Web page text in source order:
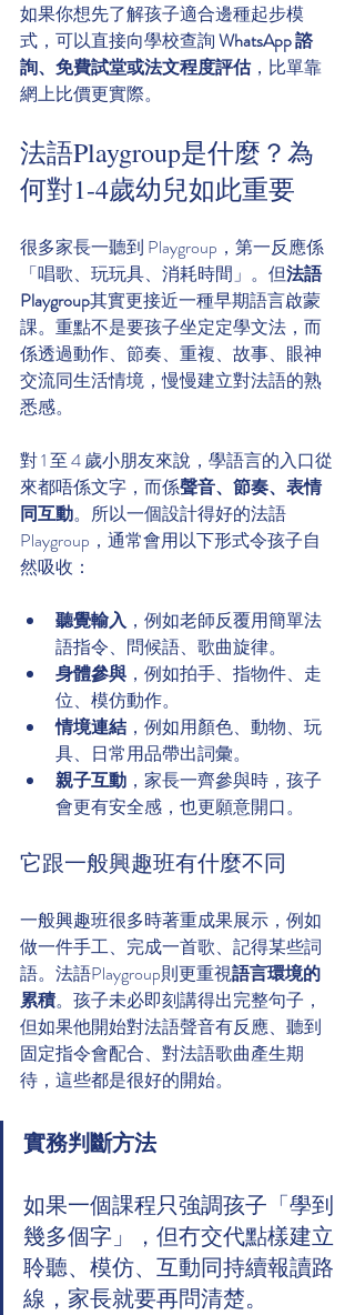
如果你想先了解孩子適合邊種起步模
式，可以直接向學校查詢 WhatsApp 諮
詢、免費試堂或法文程度評估，比單靠
網上比價更實際。
法語Playgroup是什麼？為
何對1-4歲幼兒如此重要
很多家長一聽到 Playgroup，第一反應係
「唱歌、玩玩具、消耗時間」。但法語
Playgroup其實更接近一種早期語言啟蒙
課。重點不是要孩子坐定定學文法，而
係透過動作、節奏、重複、故事、眼神
交流同生活情境，慢慢建立對法語的熟
悉感。
對 1 至 4 歲小朋友來說，學語言的入口從
來都唔係文字，而係聲音、節奏、表情
同互動。所以一個設計得好的法語
Playgroup，通常會用以下形式令孩子自
然吸收：
聽覺輸入，例如老師反覆用簡單法
語指令、問候語、歌曲旋律。
身體參與 ，例如拍手、指物件、走
位、模仿動作。
情境連結 ，例如用顏色、動物、玩
具、日常用品帶出詞彙。
親子互動 ，家長一齊參與時，孩子
會更有安全感，也更願意開口。
它跟一般興趣班有什麼不同
一般興趣班很多時著重成果展示，例如
做一件手工、完成一首歌、記得某些詞
語。法語Playgroup則更重視語言環境的
累積。孩子未必即刻講得出完整句子，
但如果他開始對法語聲音有反應、聽到
固定指令會配合、對法語歌曲產生期
待，這些都是很好的開始。
實務判斷方法
如果一個課程只強調孩子「學到
幾多個字」，但冇交代點樣建立
聆聽、模仿、互動同持續報讀路
線，家長就要再問清楚。